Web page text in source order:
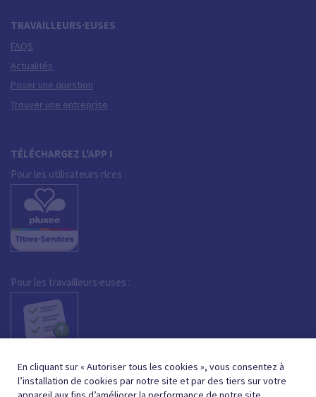
TRAVAILLEURS·EUSES
FAQS
Actualités
Poser une question
Trouver une entreprise
TÉLÉCHARGEZ L'APP !
Pour les utilisateurs·rices :
Pour les travailleurs·euses :
En cliquant sur « Autoriser tous les cookies », vous consentez à
l’installation de cookies par notre site et par des tiers sur votre